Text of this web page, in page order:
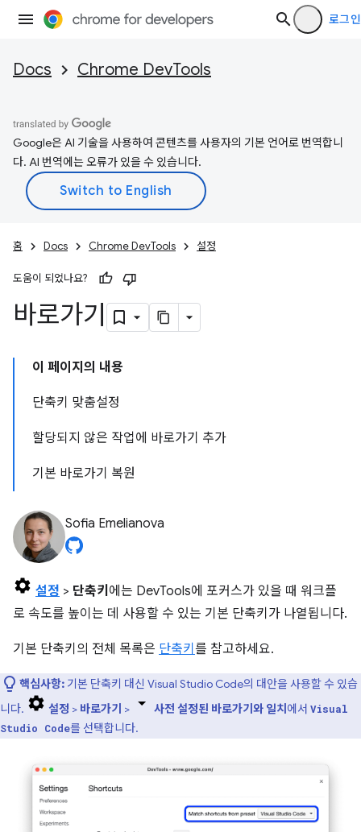
로그인
Docs Chrome DevTools
Google은 AI 기술을 사용하여 콘텐츠를 사용자의 기본 언어로 번역합니
다. AI 번역에는 오류가 있을 수 있습니다.
홈 Docs Chrome DevTools 설정
도움이 되었나요?
바로가기
이 페이지의 내용
단축키 맞춤설정
할당되지 않은 작업에 바로가기 추가
기본 바로가기 복원
Sofia Emelianova
설정 > 단축키 에는 DevTools에 포커스가 있을 때 워크플
로 속도를 높이는 데 사용할 수 있는 기본 단축키가 나열됩니다.
기본 단축키의 전체 목록은 단축키 를 참고하세요.
핵심사항: 기본 단축키 대신 Visual Studio Code의 대안을 사용할 수 있습
니다.
설정 > 바로가기 > 사전 설정된 바로가기와 일치 에서 Visual
Studio Code를 선택합니다.